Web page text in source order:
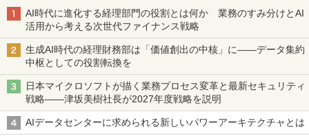
AI時代に進化する経理部門の役割とは何か 業務のすみ分けとAI
活用から考える次世代ファイナンス戦略
生成AI時代の経理財務部は「価値創出の中核」に――データ集約
中枢としての役割転換を
日本マイクロソフトが描く業務プロセス変革と最新セキュリティ
戦略――津坂美樹社長が2027年度戦略を説明
AIデータセンターに求められる新しいパワーアーキテクチャとは